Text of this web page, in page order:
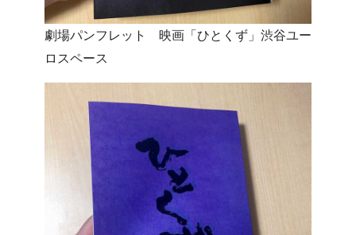
劇場パンフレット 映画「ひとくず」渋谷ユー
ロスペース